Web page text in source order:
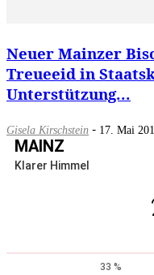
Neuer Mainzer
Treueeid in
Unterstützung...
Gisela Kirschstein - 17. Mai
MAINZ
Klarer Himmel
33 %